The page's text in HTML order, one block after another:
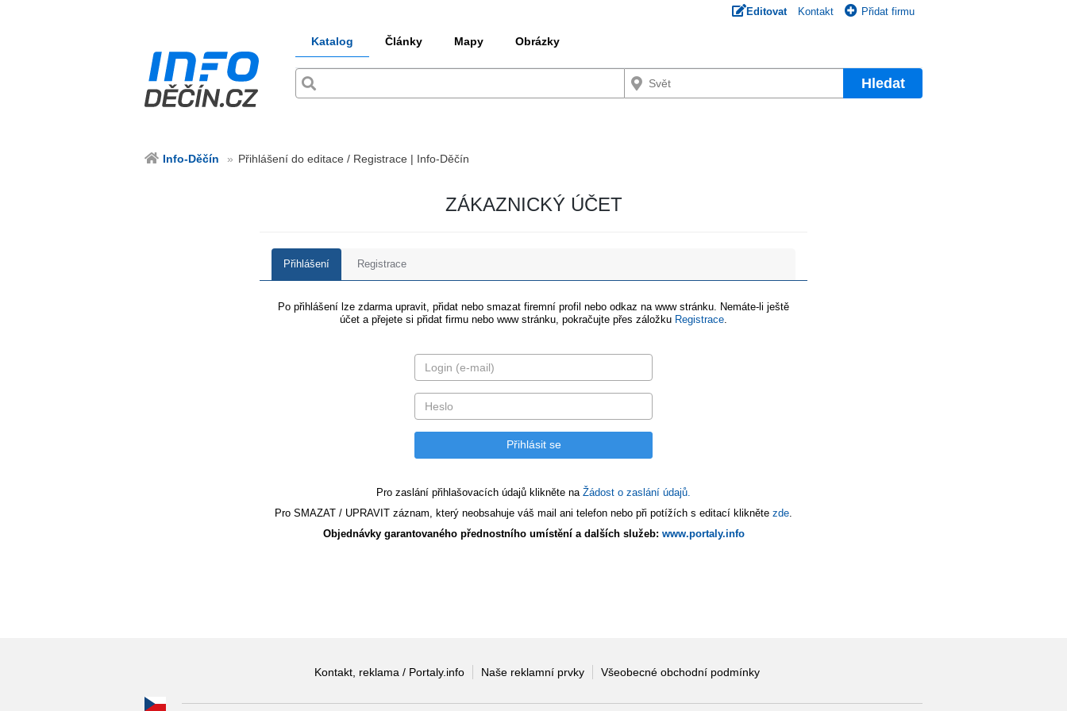
Editovat Kontakt Přidat firmu
Katalog Články Mapy Obrázky
Hledat
Info-Děčín Přihlášení do editace / Registrace | Info-Děčín
ZÁKAZNICKÝ ÚČET
Přihlášení Registrace
Po přihlášení lze zdarma upravit, přidat nebo smazat firemní profil nebo odkaz na www stránku. Nemáte-li ještě
účet a přejete si přidat firmu nebo www stránku, pokračujte přes záložku Registrace
Pro zaslání přihlašovacích údajů klikněte na Žádost o zaslání údajů.
Pro SMAZAT / UPRAVIT záznam, který neobsahuje váš mail ani telefon nebo při potížích s editací klikněte zde
Objednávky garantovaného přednostního umístění a dalších služeb: www.portaly.info
Kontakt, reklama / Portaly.info Naše reklamní prvky Všeobecné obchodní podmínky